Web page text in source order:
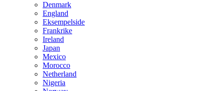
Denmark
England
Eksempelside
Frankrike
Ireland
Japan
Mexico
Morocco
Netherland
Nigeria